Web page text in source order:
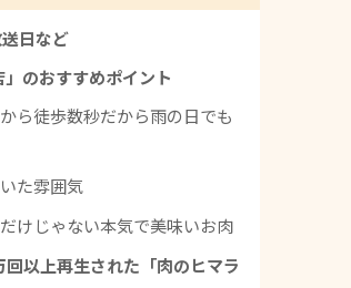
日など
」のおすすめポイント
ら徒歩数秒だから雨の日でも
た雰囲気
けじゃない本気で美味いお肉
以上再生された「肉のヒマラ